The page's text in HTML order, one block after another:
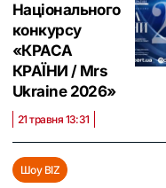
Національного
конкурсу
«КРАСА
КРАЇНИ / Mrs
Ukraine 2026»
21 травня 13:31
Шоу BIZ